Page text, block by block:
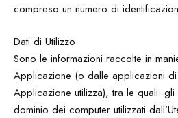
compreso un numero di
Dati di Utilizzo
Sono le informazioni raccolte in
Applicazione (o dalle applicazioni
Applicazione utilizza), tra le quali:
dominio dei computer utilizzati